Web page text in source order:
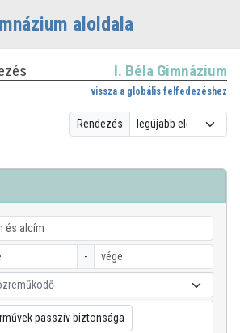
aloldala
I. Béla Gimnázium
vissza a globális felfedezéshez
Rendezés
-
passzív biztonsága